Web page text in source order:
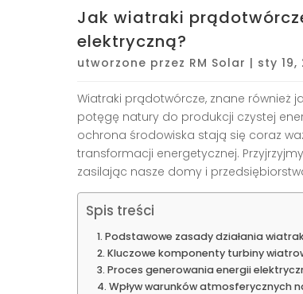
Jak wiatraki
elektryczną?
utworzone przez RM Solar | sty 19,
Wiatraki prądotwórcze, znane również
potęgę natury do produkcji czystej
ochrona środowiska stają się coraz
transformacji energetycznej.
zasilając nasze domy i
Spis treści
Podstawowe zasady działania
Kluczowe komponenty turbiny
Proces generowania energii
Wpływ warunków atmosferycznych